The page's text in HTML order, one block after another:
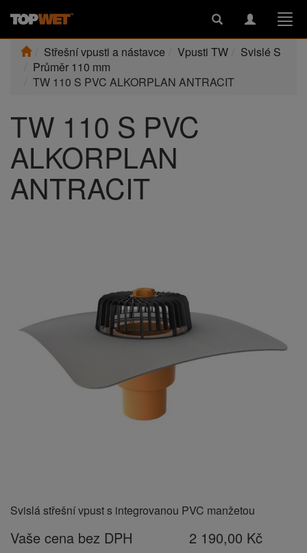
Toggle
Toggle
Střešní vpusti a nástavce
Vpusti TW
Svislé S
Průměr 110 mm
TW 110 S PVC ALKORPLAN ANTRACIT
TW 110 S PVC
ALKORPLAN
ANTRACIT
Svislá střešní vpust s integrovanou PVC manžetou
Vaše cena bez DPH 2 190,00 Kč